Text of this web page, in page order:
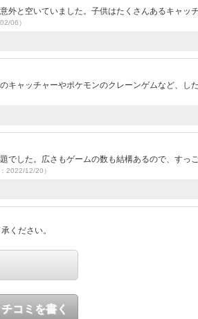
外と空いていました。子供はたくさんあるキャッ
06）
キャッチャーやポケモンのクレーンゲムなど、し
でした。広さもゲームの数も結構あるので、すっ
2022/12/20）
ください。
コミを書く